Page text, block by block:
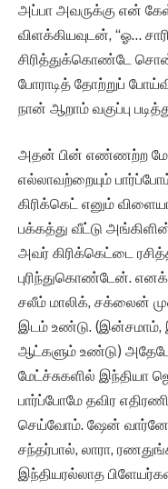
அப்பா அவருக்கு என்
விளக்கியவுடன், “ஓ…
சிரித்துக்கொண்டே
போராடித் தோற்றுப்
நான் ஆறாம் வகுப்பு
அதன் பின் எண்ணற்ற
எல்லாவற்றையும்
கிரிக்கெட் எனும்
பக்கத்து வீட்டு
அவர் கிரிக்கெட்டை
புரிந்துகொண்டேன்.
சலீம் மாலிக், சக்லைன்
இடம் உண்டு. (இன்சமாம்,
ஆட்களும் உண்டு)
மேட்ச்சுகளில் இந்தியா
பார்ப்போமே தவிர
செய்வோம். ஷேன்
சந்தர்பால், லாரா,
இந்தியரல்லாத